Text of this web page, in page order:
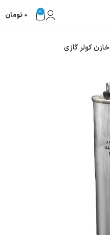
0
0 تومان
خازن کولر گازی